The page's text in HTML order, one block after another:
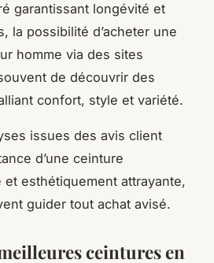
garantissant longévité et
la possibilité d’acheter une
homme via des sites
de découvrir des
confort, style et variété.
issues des avis client
d’une ceinture
esthétiquement attrayante,
guider tout achat avisé.
ceintures en